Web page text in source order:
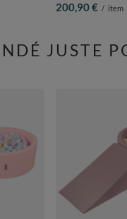
gris/blanc/
200,90 € / item
JUSTE